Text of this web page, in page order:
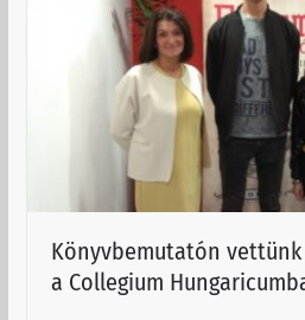
Könyvbemutatón
a Collegium